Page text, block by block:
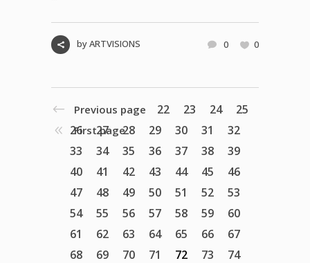
byARTVISIONS 0 0
First page
Previous page 22 23 24
25
26
27 28 29 30 31
32
33
34 35 36 37 38
39
40
41 42 43 44 45
46
47
48 49 50 51 52
53
54
55 56 57 58 59
60
61
62 63 64 65 66
67
68
69 70 71 72 73
74